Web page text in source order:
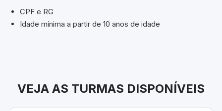
CPF e RG
Idade mínima a partir de 10 anos de idade
VEJA AS TURMAS DISPONÍVEIS